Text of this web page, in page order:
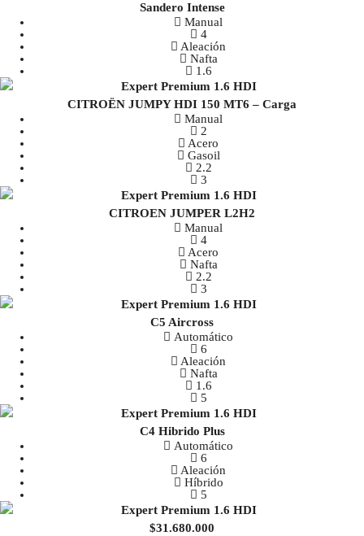
Sandero Intense
Manual
4
Aleación
Nafta
1.6
CITROËN JUMPY HDI 150 MT6 – Carga
Manual
2
Acero
Gasoil
2.2
3
CITROEN JUMPER L2H2
Manual
4
Acero
Nafta
2.2
3
C5 Aircross
Automático
6
Aleación
Nafta
1.6
5
C4 Hibrido Plus
Automático
6
Aleación
Híbrido
5
$31.680.000